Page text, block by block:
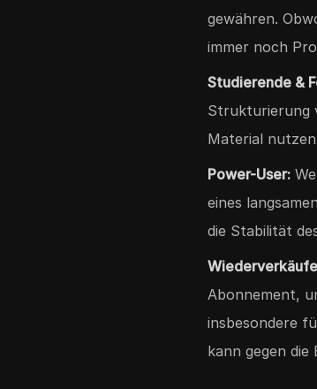
gewähren.
immer noch
Studierende &
Strukturierung
Material
Power-User:
eines
die Stabilität
Abonnement,
insbesondere
kann gegen die